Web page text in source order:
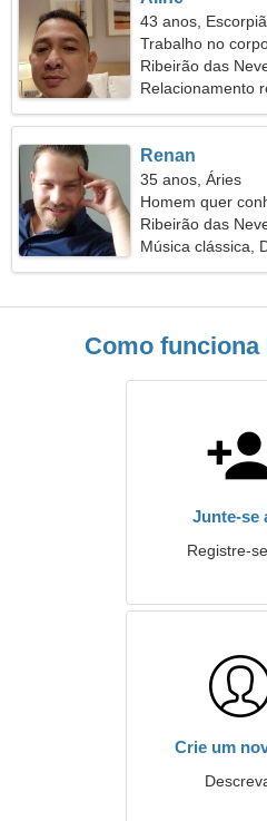
43 anos,
Trabalho no
uma mulher
Ribeirão das
Relacionamento
Renan
35 anos, Áries
Homem quer
Ribeirão das
Música clássica,
Como funciona
Junte-se
Registre-
Crie um